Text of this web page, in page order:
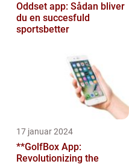
Oddset app: Sådan bliver
du en succesfuld
sportsbetter
17 januar 2024
**GolfBox App:
Revolutionizing the